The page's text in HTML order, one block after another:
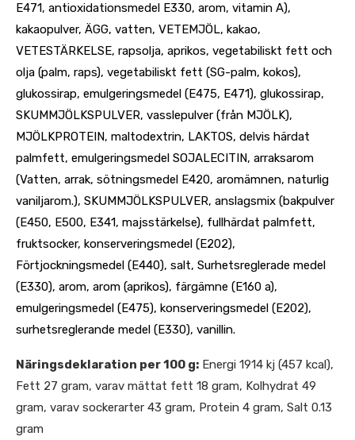
E471, antioxidationsmedel E330, arom, vitamin A),
kakaopulver, ÄGG, vatten, VETEMJÖL, kakao,
VETESTÄRKELSE, rapsolja, aprikos, vegetabiliskt fett och
olja (palm, raps), vegetabiliskt fett (SG-palm, kokos),
glukossirap, emulgeringsmedel (E475, E471), glukossirap,
SKUMMJÖLKSPULVER, vasslepulver (från MJÖLK),
MJÖLKPROTEIN, maltodextrin, LAKTOS, delvis härdat
palmfett, emulgeringsmedel SOJALECITIN, arraksarom
(Vatten, arrak, sötningsmedel E420, aromämnen, naturlig
vaniljarom.), SKUMMJÖLKSPULVER, anslagsmix (bakpulver
(E450, E500, E341, majsstärkelse), fullhärdat palmfett,
fruktsocker, konserveringsmedel (E202),
Förtjockningsmedel (E440), salt, Surhetsreglerade medel
(E330), arom, arom (aprikos), färgämne (E160 a),
emulgeringsmedel (E475), konserveringsmedel (E202),
surhetsreglerande medel (E330), vanillin.
Näringsdeklaration per 100 g: Energi 1914 kj (457 kcal),
Fett 27 gram, varav mättat fett 18 gram, Kolhydrat 49
gram, varav sockerarter 43 gram, Protein 4 gram, Salt 0.13
gram